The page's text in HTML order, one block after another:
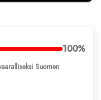
100%
Suomen